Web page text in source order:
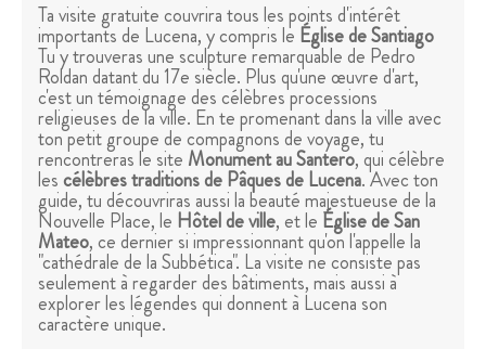
Ta visite gratuite couvrira tous les points d'intérêt
importants de Lucena, y compris le Église de Santiago
Tu y trouveras une sculpture remarquable de Pedro
Roldan datant du 17e siècle. Plus qu'une œuvre d'art,
c'est un témoignage des célèbres processions
religieuses de la ville. En te promenant dans la ville avec
ton petit groupe de compagnons de voyage, tu
rencontreras le site Monument au Santero, qui célèbre
lescélèbres traditions de Pâques de Lucena. Avec ton
guide, tu découvriras aussi la beauté majestueuse de la
Nouvelle Place, le Hôtel de ville, et le Église de San
Mateo, ce dernier si impressionnant qu'on l'appelle la
"cathédrale de la Subbética". La visite ne consiste pas
seulement à regarder des bâtiments, mais aussi à
explorer les légendes qui donnent à Lucena son
caractère unique.